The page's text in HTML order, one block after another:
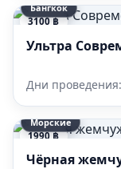
3100 ฿
Бангкок
Ультра
Дни
1990 ฿
Морские
Чёрная